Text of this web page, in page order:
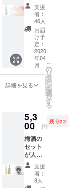
おやし
ろ）、出雲
松尾神社、
別名佐香神
社がありま
す。平安時
代の法令集
「延喜式」
には佐香神
国風土記」
には佐香社
とあり、佐
香は酒に通
じます。出
雲大社造営
の折、神々
セット
4合瓶
（720m
l）のう
さぎ雲
を１本
リター
ン。友
人との
ホーム
パー
ティー
や、大
へのプ
レゼン
トなど
に。ぜ
ひお試
しくだ
さい。
送料込
みで
支援
者：
46人
お届
け予
定：
2020
年04
月
詳細を見る
こ
の
リ
タ
ー
ン
を
選
択
す
る
5,3
00 円
残り22
梅酒の
セット
が人気
につ
き、追
加リ
支援
者：
8人